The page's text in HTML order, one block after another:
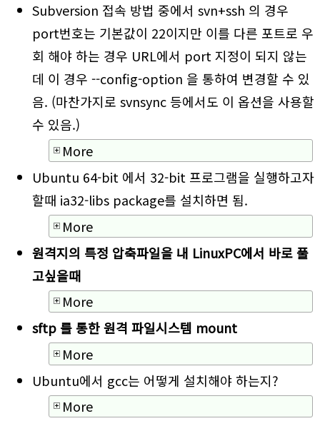
Subversion 접속 방법 중에서 svn+ssh 의 경우
port번호는 기본값이 22이지만 이를 다른 포트로 우
회 해야 하는 경우 URL에서 port 지정이 되지 않는
데 이 경우 --config-option 을 통하여 변경할 수 있
음. (마찬가지로 svnsync 등에서도 이 옵션을 사용할
수 있음.)
More
Ubuntu 64-bit 에서 32-bit 프로그램을 실행하고자
할때 ia32-libs package를 설치하면 됨.
More
원격지의 특정 압축파일을 내 LinuxPC에서 바로 풀
고싶을때
More
sftp 를 통한 원격 파일시스템 mount
More
Ubuntu에서 gcc는 어떻게 설치해야 하는지?
More